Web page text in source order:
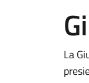
La